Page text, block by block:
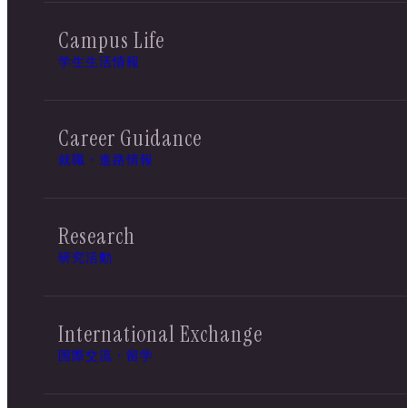
Campus Life
学生生活情報
Career Guidance
就職・進路情報
Research
研究活動
International Exchange
国際交流・留学